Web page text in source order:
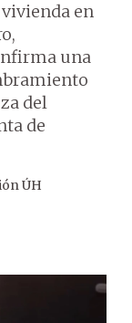
en
una
del
de
ÚH